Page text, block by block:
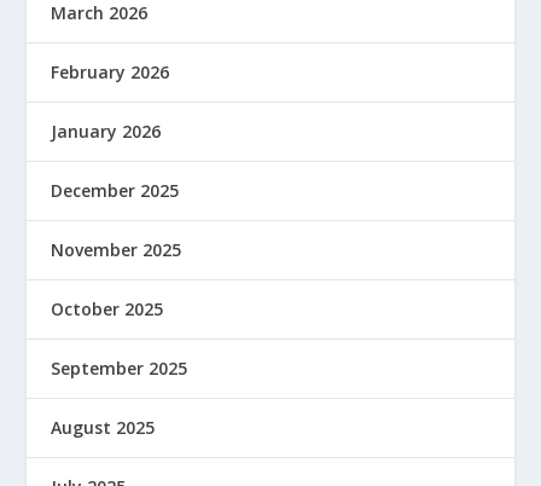
March 2026
February 2026
January 2026
December 2025
November 2025
October 2025
September 2025
August 2025